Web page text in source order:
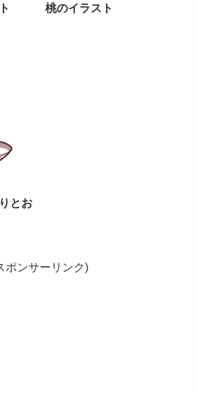
桃のイラスト
とお
ポンサーリンク)